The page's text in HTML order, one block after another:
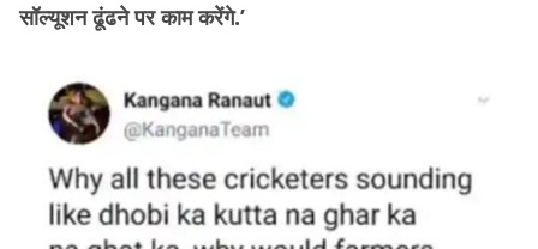
सॉल्यूशन ढूंढने पर काम करेंगे.’